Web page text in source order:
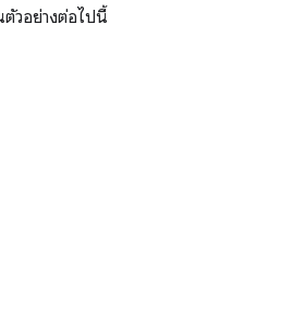
วอย่างต่อไปนี้